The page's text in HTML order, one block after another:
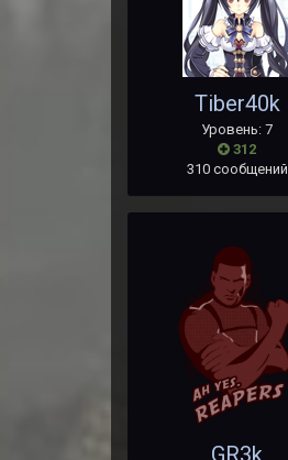
Tiber40k
Уровень: 7
312
310 сообщений
GR3k